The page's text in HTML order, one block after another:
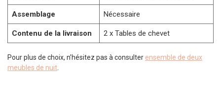
Assemblage Nécessaire
Contenu de la livraison 2 x Tables de chevet
Pour plus de choix, n’hésitez pas à consulter ensemble de deux
meubles de nuit